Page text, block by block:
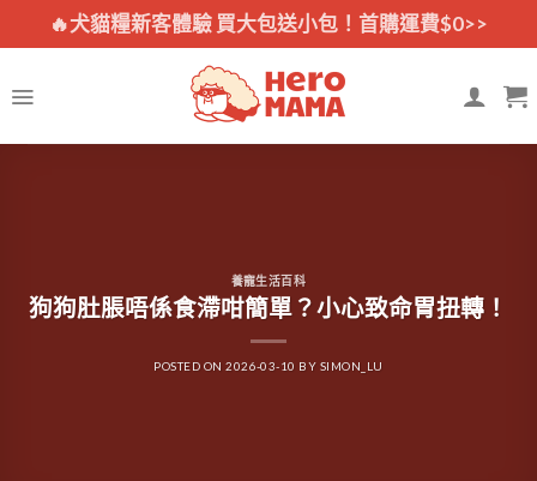
🔥犬貓糧新客體驗 買大包送小包！首購運費$0>>
養寵生活百科
狗狗肚脹唔係食滯咁簡單？小心致命胃扭轉！
POSTED ON2026-03-10 BY SIMON_LU